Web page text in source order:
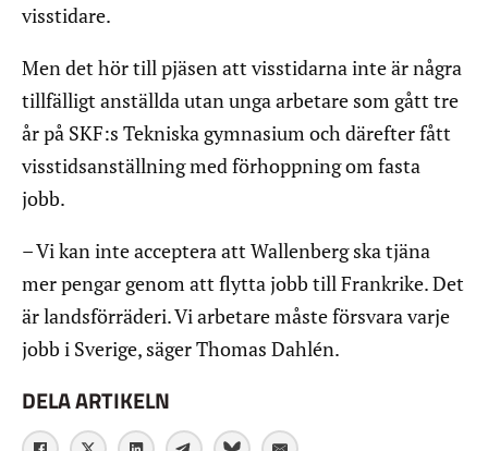
visstidare.
Men det hör till pjäsen att visstidarna inte är några
tillfälligt anställda utan unga arbetare som gått tre
år på SKF:s Tekniska gymnasium och därefter fått
visstidsanställning med förhoppning om fasta
jobb.
– Vi kan inte acceptera att Wallenberg ska tjäna
mer pengar genom att flytta jobb till Frankrike. Det
är landsförräderi. Vi arbetare måste försvara varje
jobb i Sverige, säger Thomas Dahlén.
DELA ARTIKELN